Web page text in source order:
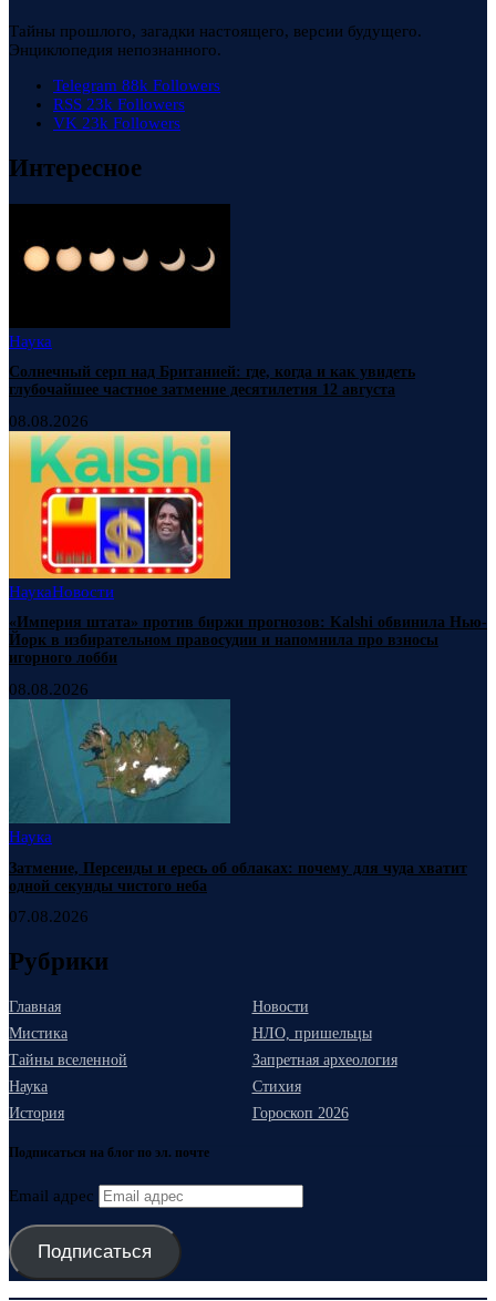
Тайны прошлого, загадки настоящего, версии будущего.
Энциклопедия непознанного.
Telegram 88k Followers
RSS 23k Followers
VK 23k Followers
Интересное
Наука
Солнечный серп над Британией: где, когда и как увидеть
глубочайшее частное затмение десятилетия 12 августа
08.08.2026
НаукаНовости
«Империя штата» против биржи прогнозов: Kalshi обвинила Нью-
Йорк в избирательном правосудии и напомнила про взносы
игорного лобби
08.08.2026
Наука
Затмение, Персеиды и ересь об облаках: почему для чуда хватит
одной секунды чистого неба
07.08.2026
Рубрики
Главная
Новости
Мистика
НЛО, пришельцы
Тайны вселенной
Запретная археология
Наука
Стихия
История
Гороскоп 2026
Подписаться на блог по эл. почте
Email адрес
Подписаться